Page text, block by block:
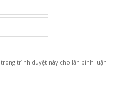
trình duyệt này cho lần bình luận